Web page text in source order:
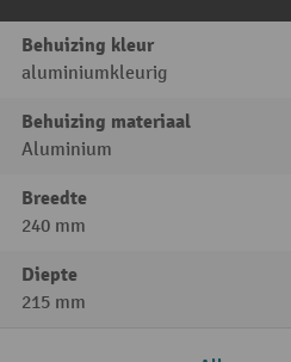
Behuizing kleur
aluminiumkleurig
Behuizing materiaal
Aluminium
Breedte
240 mm
Diepte
215 mm